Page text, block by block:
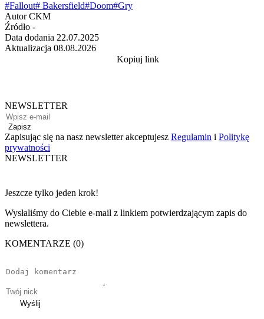
#Fallout# Bakersfield#Doom#Gry
Autor CKM
Źródło -
Data dodania 22.07.2025
Aktualizacja 08.08.2026
Kopiuj link
NEWSLETTER
Zapisz
Zapisując się na nasz newsletter akceptujesz Regulamin i Politykę
prywatności
NEWSLETTER
Jeszcze tylko jeden krok!
Wysłaliśmy do Ciebie e-mail z linkiem potwierdzającym zapis do
newslettera.
KOMENTARZE (0)
Wyślij